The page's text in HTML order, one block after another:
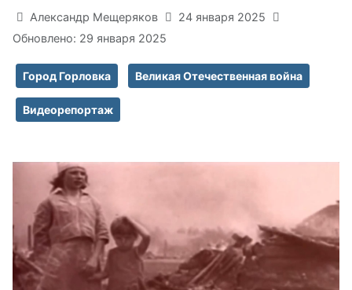
Информация о материале
Александр Мещеряков
24 января 2025
Обновлено: 29 января 2025
Город Горловка Великая Отечественная война
Видеорепортаж